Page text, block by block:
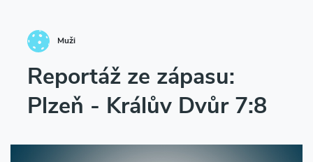
Muži
Reportáž ze zápasu:
Plzeň - Králův Dvůr 7:8